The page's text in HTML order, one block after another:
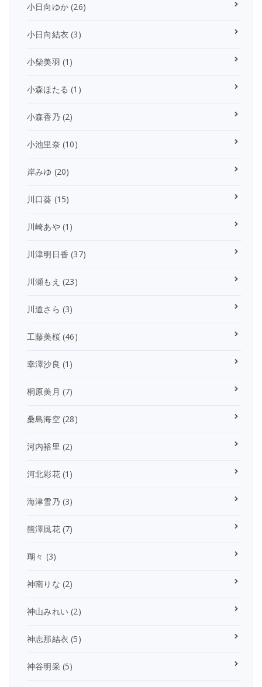
小日向ゆか (26)
小日向結衣 (3)
小柴美羽 (1)
小森ほたる (1)
小森香乃 (2)
小池里奈 (10)
岸みゆ (20)
川口葵 (15)
川崎あや(1)
川津明日香 (37)
川瀬もえ (23)
川道さら (3)
工藤美桜(46)
幸澤沙良 (1)
桐原美月 (7)
桑島海空(28)
河内裕里 (2)
河北彩花(1)
海津雪乃 (3)
熊澤風花(7)
瑚々 (3)
神南りな (2)
神山みれい (2)
神志那結衣 (5)
神谷明采(5)